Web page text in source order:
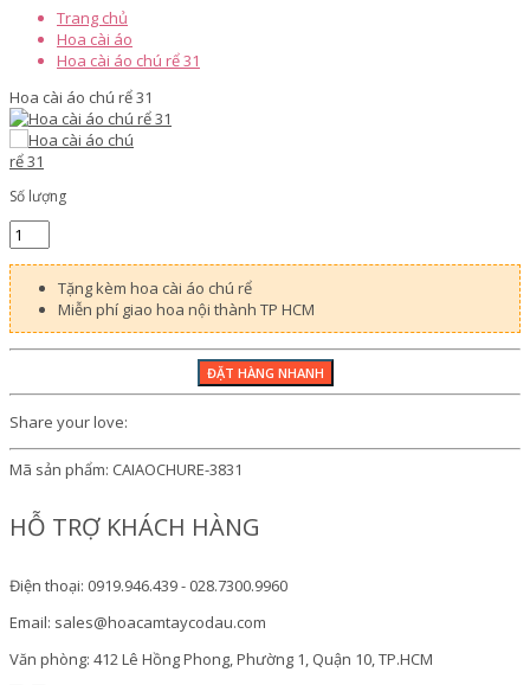
Trang chủ
Hoa cài áo
Hoa cài áo chú rể 31
Hoa cài áo chú rể 31
Số lượng
Tặng kèm hoa cài áo chú rể
Miễn phí giao hoa nội thành TP HCM
Share your love:
Mã sản phẩm: CAIAOCHURE-3831
HỖ TRỢ KHÁCH HÀNG
Điện thoại: 0919.946.439 - 028.7300.9960
Email: sales@hoacamtaycodau.com
Văn phòng: 412 Lê Hồng Phong, Phường 1, Quận 10, TP.HCM